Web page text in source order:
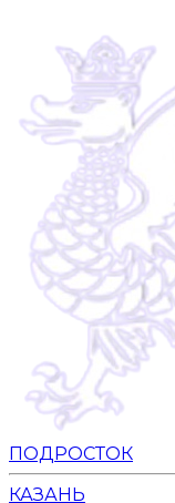
ПОДРОСТОК
КАЗАНЬ